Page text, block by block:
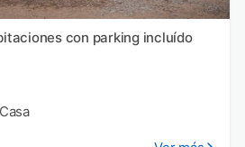
con parking incluído